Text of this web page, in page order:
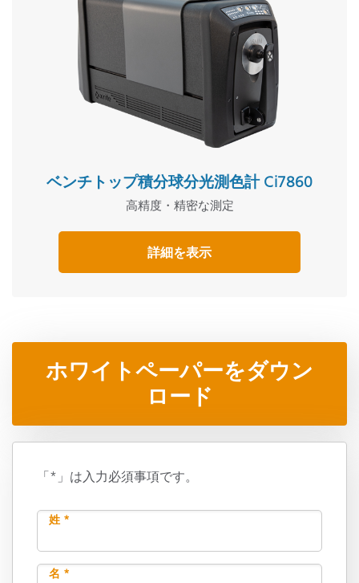
ベンチトップ積分球分光測色計 Ci7860
高精度・精密な測定
詳細を表示
ホワイトペーパーをダウン
ロード
「*」は入力必須事項です。
姓 *
名 *